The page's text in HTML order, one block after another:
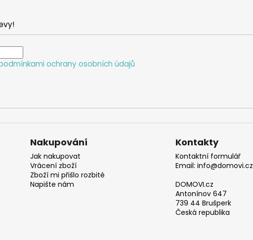
ochrany osobních údajů
Nakupování
Jak nakupovat
Vrácení zboží
Zboží mi přišlo rozbité
Napište nám
Kontakty
Kontaktní formulář
Email: info@domovi.cz
DOMOVI.cz
Antonínov 647
739 44 Brušperk
Česká republika